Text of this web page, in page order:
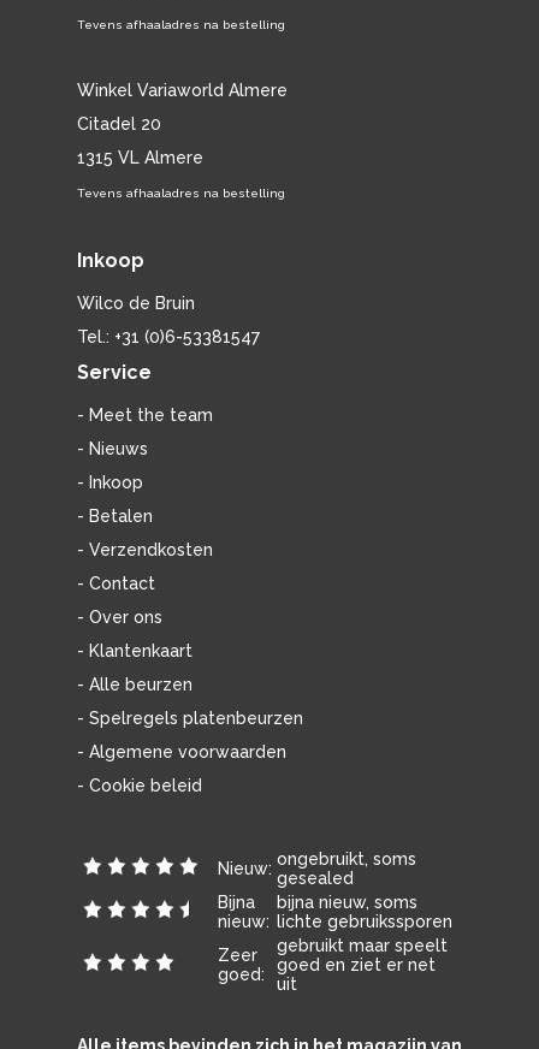
Tevens afhaaladres na bestelling
Winkel Variaworld Almere
Citadel 20
1315 VL Almere
Tevens afhaaladres na bestelling
Inkoop
Wilco de Bruin
Tel.: +31 (0)6-53381547
Service
- Meet the team
- Nieuws
- Inkoop
- Betalen
- Verzendkosten
- Contact
- Over ons
- Klantenkaart
- Alle beurzen
- Spelregels platenbeurzen
- Algemene voorwaarden
- Cookie beleid
Nieuw: ongebruikt, soms
gesealed
Bijna
nieuw:
bijna nieuw, soms
lichte gebruikssporen
Zeer
goed:
gebruikt maar speelt
goed en ziet er net
uit